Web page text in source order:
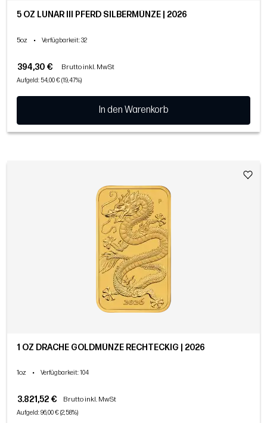
5 OZ LUNAR III PFERD SILBERMÜNZE | 2026
5oz • Verfügbarkeit: 32
394,30 € Brutto inkl. MwSt
Aufgeld: 54,00 € (19,47%)
In den Warenkorb
1 OZ DRACHE GOLDMÜNZE RECHTECKIG | 2026
1oz • Verfügbarkeit: 104
3.821,52 € Brutto inkl. MwSt
Aufgeld: 96,00 € (2,58%)